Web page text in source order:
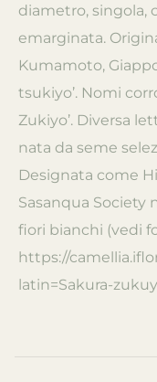
diametro, singola,
emarginata.
Kumamoto,
tsukiyo’. Nomi
Zukiyo’. Diversa
nata da seme
Designata come
Sasanqua Society
fiori bianchi (vedi
https://
latin=Sakura-